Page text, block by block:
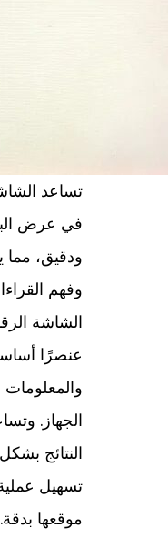
تساعد
في عرض
ودقيق، مما
وفهم
الشاشة
عنصرًا
والمعلومات
الجهاز.
النتائج
تسهيل
موقعها بدقة.